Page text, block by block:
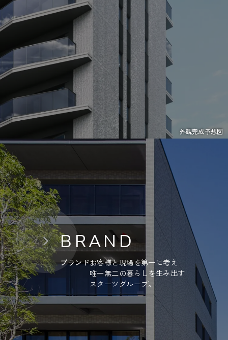
外観完成予想図
BRAND
ブランドお客様と現場を第一に考え
唯一無二の暮らしを生み出す
スターツグループ。